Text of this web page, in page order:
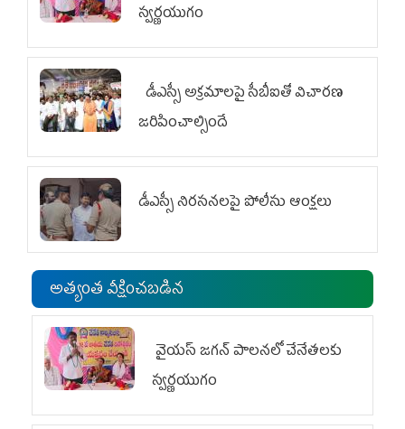
స్వర్ణయుగం
డీఎస్సీ అక్రమాలపై సీబీఐతో విచారణ
జరిపించాల్సిందే
డీఎస్సీ నిరసనలపై పోలీసు ఆంక్షలు
అత్యంత వీక్షించబడిన
వైయ‌స్ జగన్ పాలనలో చేనేతలకు
స్వర్ణయుగం